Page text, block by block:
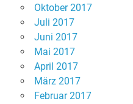
Oktober 2017
Juli 2017
Juni 2017
Mai 2017
April 2017
März 2017
Februar 2017